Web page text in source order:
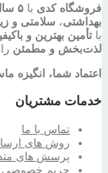
فروشگاه کدی با ۵ سال تجربه درخشان
بهداشتی، سلامتی و
با تأمین بهترین و
لذت‌بخش و مطمئن
اعتماد شما، انگیزه
خدمات مشتریان
تماس با ما
روش های
پرسش های
حریم خصوصی